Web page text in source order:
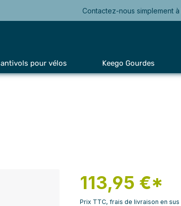
Contactez-nous simplement
pour vélos Keego Gourdes
113,95 €*
Prix TTC, frais de livraison en sus